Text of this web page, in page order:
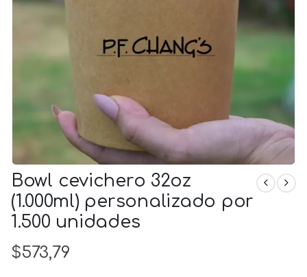
Bowl cevichero 32oz
(1.000ml) personalizado por
1.500 unidades
$573,79